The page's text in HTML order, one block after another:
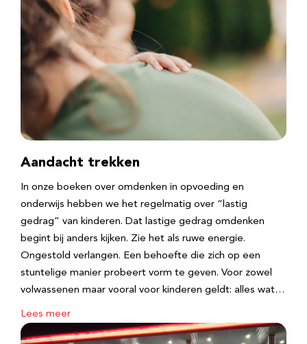
Aandacht trekken
In onze boeken over omdenken in opvoeding en
onderwijs hebben we het regelmatig over “lastig
gedrag” van kinderen. Dat lastige gedrag omdenken
begint bij anders kijken. Zie het als ruwe energie.
Ongestold verlangen. Een behoefte die zich op een
stuntelige manier probeert vorm te geven. Voor zowel
volwassenen maar vooral voor kinderen geldt: alles wat…
Lees meer